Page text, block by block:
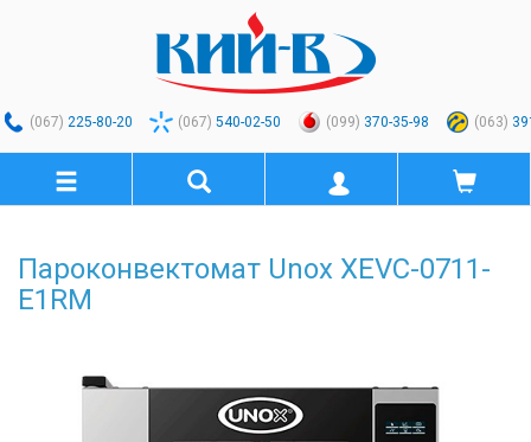
(067) 225-80-20 (067) 540-02-50 (099) 370-35-98 (063)
Пароконвектомат Unox XEVC-0711-
E1RM